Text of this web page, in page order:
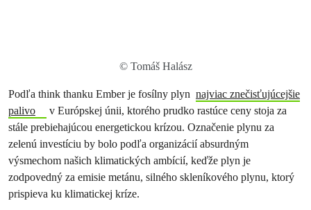
© Tomáš Halász
Podľa think thanku Ember je fosílny plyn najviac znečisťujúcejšie
palivo
v Európskej únii, ktorého prudko rastúce ceny stoja za
stále prebiehajúcou energetickou krízou. Označenie plynu za
zelenú investíciu by bolo podľa organizácií absurdným
výsmechom našich klimatických ambícií, keďže plyn je
zodpovedný za emisie metánu, silného skleníkového plynu, ktorý
prispieva ku klimatickej kríze.